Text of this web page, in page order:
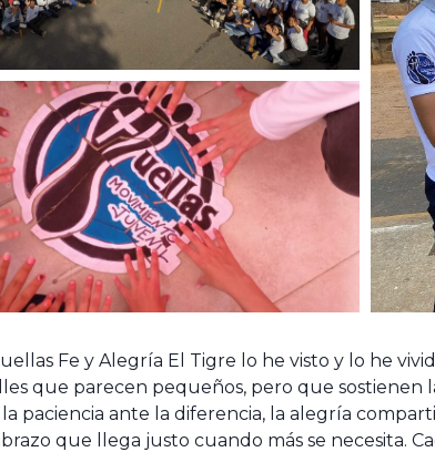
Fe y Alegría El Tigre lo he visto y lo he
que parecen pequeños, pero que sostienen
paciencia ante la diferencia, la alegría
que llega justo cuando más se necesita.